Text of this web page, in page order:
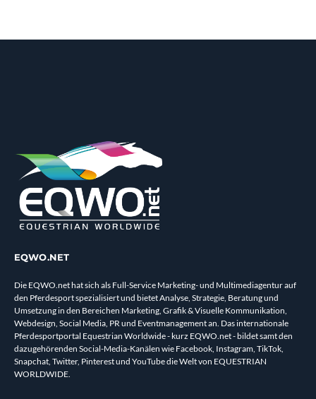
EQWO.NET
Die EQWO.net hat sich als Full-Service Marketing- und Multimediagentur auf
den Pferdesport spezialisiert und bietet Analyse, Strategie, Beratung und
Umsetzung in den Bereichen Marketing, Grafik & Visuelle Kommunikation,
Webdesign, Social Media, PR und Eventmanagement an. Das internationale
Pferdesportportal Equestrian Worldwide - kurz EQWO.net - bildet samt den
dazugehörenden Social-Media-Kanälen wie Facebook, Instagram, TikTok,
Snapchat, Twitter, Pinterest und YouTube die Welt von EQUESTRIAN
WORLDWIDE.